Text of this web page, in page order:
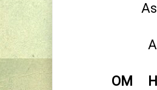
OM